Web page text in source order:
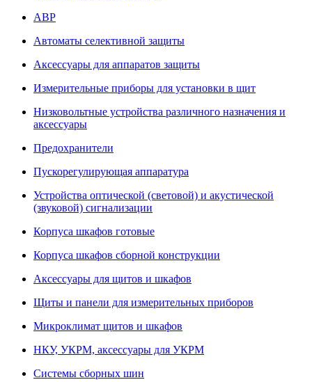
АВР
Автоматы селективной защиты
Аксессуары для аппаратов защиты
Измерительные приборы для установки в щит
Низковольтные устройства различного назначения и
аксессуары
Предохранители
Пускорегулирующая аппаратура
Устройства оптической (световой) и акустической
(звуковой) сигнализации
Корпуса шкафов готовые
Корпуса шкафов сборной конструкции
Аксессуары для щитов и шкафов
Щиты и панели для измерительных приборов
Микроклимат щитов и шкафов
НКУ, УКРМ, аксессуары для УКРМ
Системы сборных шин